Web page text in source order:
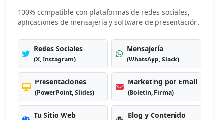
100% compatible con plataformas de redes sociales,
aplicaciones de mensajería y software de presentación.
Redes Sociales
(X, Instagram)
Mensajería
(WhatsApp, Slack)
Presentaciones
(PowerPoint, Slides)
Marketing por Email
(Boletín, Firma)
Tu Sitio Web Blog y Contenido